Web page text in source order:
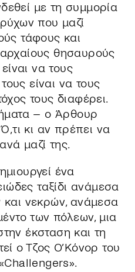
με τη συμμορία
που μαζί
τάφους και
θησαυρούς
να τους
τους είναι να τους
τους διαφέρει.
– ο Άρθουρ
κι αν πρέπει να
μαζί της.
ένα
ταξίδι ανάμεσα
νεκρών, ανάμεσα
των πόλεων, μια
έκσταση και τη
ο Τζος Ο’Κόνορ του